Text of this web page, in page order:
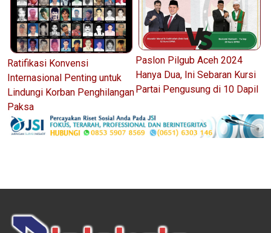
Ratifikasi Konvensi
Internasional Penting untuk
Lindungi Korban Penghilangan
Paksa
Paslon Pilgub Aceh 2024
Hanya Dua, Ini Sebaran Kursi
Partai Pengusung di 10 Dapil